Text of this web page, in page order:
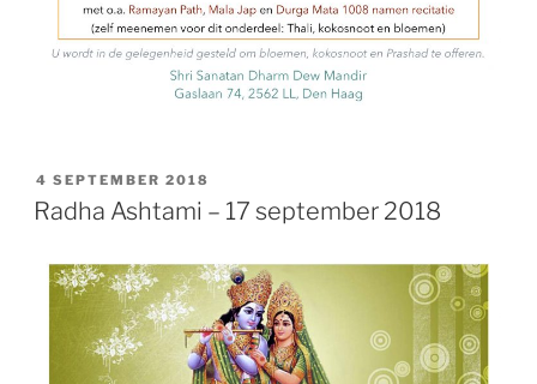
GEPLAATST
OP
4 SEPTEMBER 2018
Radha Ashtami – 17 september 2018